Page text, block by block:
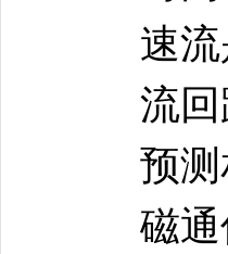
速
流
预
磁